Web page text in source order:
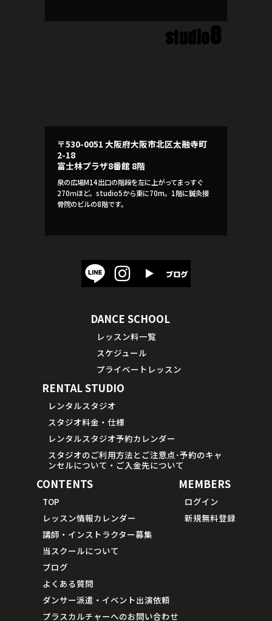
studio8
〒530-0051 大阪府大阪市北区太融寺町
2-18
富士林プラザ8番館 8階
泉の広場M14出口の階段を左に上がってまっすぐ
270ｍほど。studio5から東に70m。1階に鍼灸接
骨院のビルの8階です。
DANCE SCHOOL
レッスン料一覧
スケジュール
プライベートレッスン
RENTAL STUDIO
レンタルスタジオ
スタジオ料金・仕様
レンタルスタジオ予約カレンダー
スタジオのご利用方法とご注意点･予約のキャ
ンセルについて・ご入金先について
CONTENTS
TOP
レッスン情報カレンダー
講師・インストラクター募集
当スクールについて
ブログ
よくある質問
ダンサー派遣・イベント出演依頼
プラスカルチャーへのお問い合わせ
MEMBERS
ログイン
新規無料登録